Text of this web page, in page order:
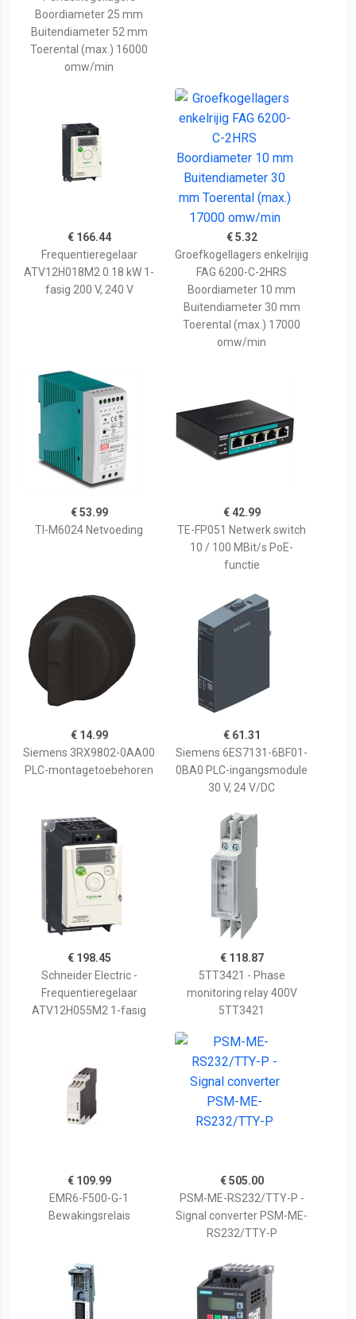
Boordiameter 25 mm
Buitendiameter 52 mm
Toerental (max.) 16000
omw/min
€ 166.44
Frequentieregelaar
ATV12H018M2 0.18 kW 1-
fasig 200 V, 240 V
€ 5.32
Groefkogellagers enkelrijig
FAG 6200-C-2HRS
Boordiameter 10 mm
Buitendiameter 30 mm
Toerental (max.) 17000
omw/min
€ 53.99
TI-M6024 Netvoeding
€ 42.99
TE-FP051 Netwerk switch
10 / 100 MBit/s PoE-
functie
€ 14.99
Siemens 3RX9802-0AA00
PLC-montagetoebehoren
€ 61.31
Siemens 6ES7131-6BF01-
0BA0 PLC-ingangsmodule
30 V, 24 V/DC
€ 198.45
Schneider Electric -
Frequentieregelaar
ATV12H055M2 1-fasig
€ 118.87
5TT3421 - Phase
monitoring relay 400V
5TT3421
€ 109.99
EMR6-F500-G-1
Bewakingsrelais
€ 505.00
PSM-ME-RS232/TTY-P -
Signal converter PSM-ME-
RS232/TTY-P